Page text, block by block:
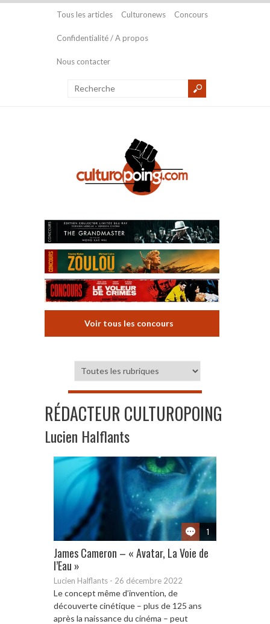
Tous les articles Culturonews Concours
Confidentialité / A propos
Nous contacter
Voir tous les concours
RÉDACTEUR CULTUROPOING
Lucien Halflants
1
James Cameron – « Avatar, La Voie de
l’Eau »
Lucien Halflants - 26 décembre 2022
Le concept même d’invention, de
découverte cinétique – plus de 125 ans
après la naissance du cinéma – peut